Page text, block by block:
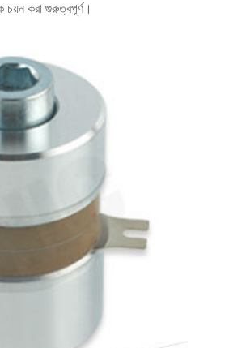
চয়ন করা গুরুত্বপূর্ণ।